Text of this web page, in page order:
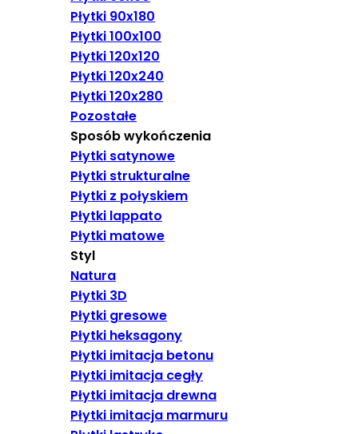
Płytki 90x180
Płytki 100x100
Płytki 120x120
Płytki 120x240
Płytki 120x280
Pozostałe
Sposób wykończenia
Płytki satynowe
Płytki strukturalne
Płytki z połyskiem
Płytki lappato
Płytki matowe
Styl
Natura
Płytki 3D
Płytki gresowe
Płytki heksagony
Płytki imitacja betonu
Płytki imitacja cegły
Płytki imitacja drewna
Płytki imitacja marmuru